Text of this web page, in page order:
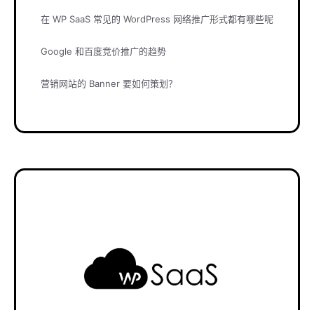
在 WP SaaS 常见的 WordPress 网络推广形式都有哪些呢
Google 和百度竞价推广的趋势
营销网站的 Banner 要如何策划？